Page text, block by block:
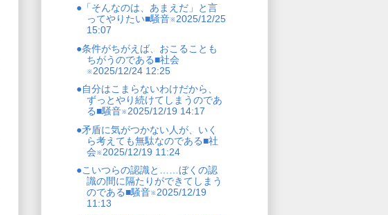
●「そんなのは、あまえだ」と言
ってやりたい■騒音※2025/12/25
15:07
●条件がちがえば、おこることも
ちがうのである■社会
※2025/12/24 12:25
●自分はこまらないわけだから、
ずっとやり続けてしまうのであ
る■騒音※2025/12/19 14:17
●矛盾に気がつかない人が、いく
ら考えても無駄なのである■社
会※2025/12/19 11:24
●こいつらの認識と……ぼくの認
識の間に隔たりができてしまう
のである■騒音※2025/12/19
11:13